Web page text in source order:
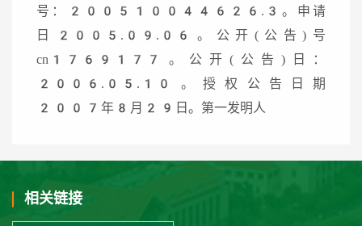
号：200510044626.3。申请
日2005.09.06。公开(公告)号
cn1769177。公开(公告)日：
2006.05.10。授权公告日期
2007年8月29日。第一发明人
相关链接